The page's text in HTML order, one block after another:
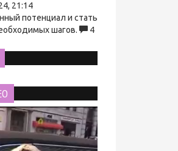
21:14
потенциал и стать
шагов.
4